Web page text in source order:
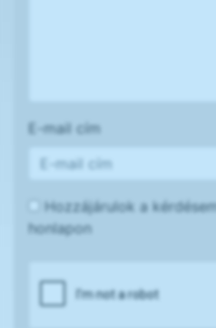
E-mail cím
Hozzájárulok a
honlapon